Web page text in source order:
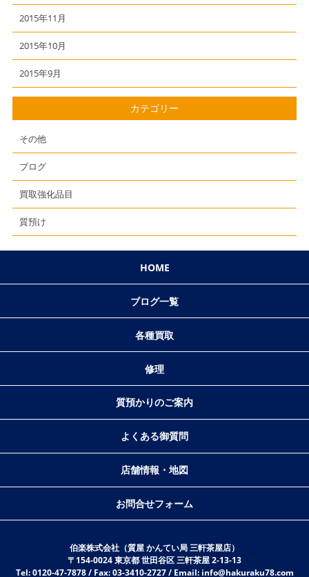
2015年11月
2015年10月
2015年9月
カテゴリー
その他
ブログ
買取強化品目
質預け
HOME
ブログ一覧
各種買取
修理
質預かりのご案内
よくある御質問
店舗情報・地図
お問合せフォーム
伯楽株式会社（質屋 かんてい局 三軒茶屋店）
〒154-0024 東京都 世田谷区 三軒茶屋 2-13-13
Tel: 0120-47-7878 / Fax: 03-3410-2727 / Email: info@hakuraku78.com